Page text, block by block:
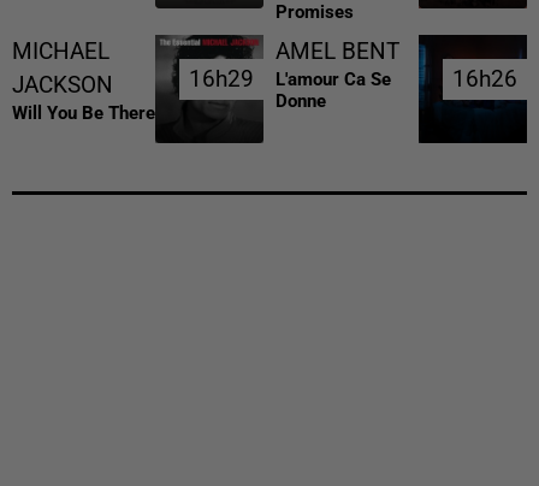
Promises
MICHAEL
JACKSON
Will You Be There
16h29
16h29
AMEL BENT
L'amour Ca Se
Donne
16h26
16h26